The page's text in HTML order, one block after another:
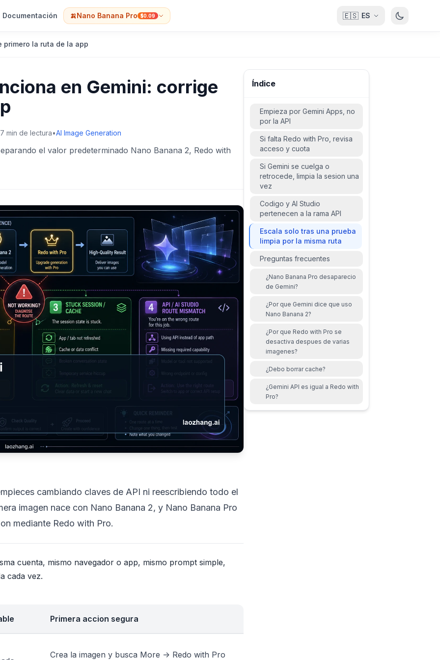
Documentación 🍌Nano Banana Pro $0.09 🇪🇸 ES
primero la ruta de la app
en Gemini: corrige
7 min de lectura•AI Image Generation
el valor predeterminado Nano Banana 2, Redo with
cambiando claves de API ni reescribiendo todo el
imagen nace con Nano Banana 2, y Nano Banana Pro
mediante Redo with Pro.
cuenta, mismo navegador o app, mismo prompt simple,
cada vez.
Primera accion segura
Crea la imagen y busca More -> Redo with Pro
Índice
Empieza por Gemini Apps, no
por la API
Si falta Redo with Pro, revisa
acceso y cuota
Si Gemini se cuelga o
retrocede, limpia la sesion una
vez
Codigo y AI Studio
pertenecen a la rama API
Escala solo tras una prueba
limpia por la misma ruta
Preguntas frecuentes
¿Nano Banana Pro desaparecio
de Gemini?
¿Por que Gemini dice que uso
Nano Banana 2?
¿Por que Redo with Pro se
desactiva despues de varias
imagenes?
¿Debo borrar cache?
¿Gemini API es igual a Redo with
Pro?